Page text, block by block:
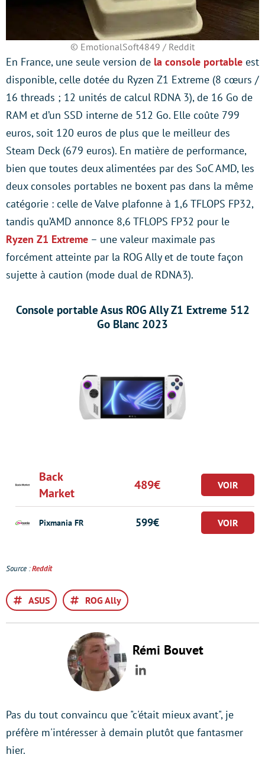
© EmotionalSoft4849 / Reddit
En France, une seule version de la console portable est
disponible, celle dotée du Ryzen Z1 Extreme (8 cœurs /
16 threads ; 12 unités de calcul RDNA 3), de 16 Go de
RAM et d’un SSD interne de 512 Go. Elle coûte 799
euros, soit 120 euros de plus que le meilleur des
Steam Deck (679 euros). En matière de performance,
bien que toutes deux alimentées par des SoC AMD, les
deux consoles portables ne boxent pas dans la même
catégorie : celle de Valve plafonne à 1,6 TFLOPS FP32,
tandis qu’AMD annonce 8,6 TFLOPS FP32 pour le
Ryzen Z1 Extreme – une valeur maximale pas
forcément atteinte par la ROG Ally et de toute façon
sujette à caution (mode dual de RDNA3).
Console portable Asus ROG Ally Z1 Extreme 512
Go Blanc 2023
Back
Market
489€
Pixmania FR 599€
Source :Reddit
ASUS ROG Ally
Rémi Bouvet
LinkedIn
Pas du tout convaincu que "c'était mieux avant", je
préfère m'intéresser à demain plutôt que fantasmer
hier.